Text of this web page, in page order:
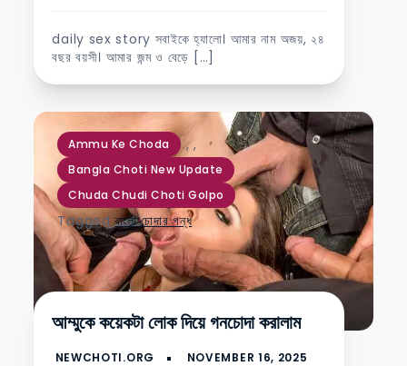
daily sex story সবাইকে হ্যালো। আমার নাম অজয়, ২৪
বছর বয়সী। আমার জন্ম ও বেড়ে […]
Ammu Ke Choda ,
Bangla Choti New Update
,
Chuda Chudi Choti Golpo
Taggedবাংলা চোদার গন্ধ
আম্মুকে কয়েকটা লোক দিয়ে গনচোদা করালাম